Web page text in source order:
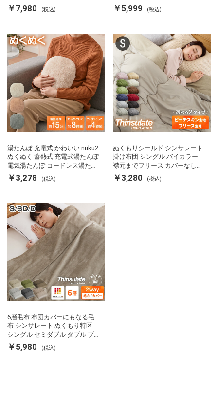
両面ヒーター タイマー付き SP-
FRS01 マットブラック シンプラ
￥7,980 (税込)
カルキ抜き 空焚き防止 温度調節
軽量 SP-PD22 シンプラス
￥5,999 (税込)
湯たんぽ 充電式 かわいい nuku2
ぬくぬく 蓄熱式 充電式湯たんぽ
電気湯たんぽ コードレス湯たん
ぽ エコ 節電 節約 省エネ 充電式
エコ電気あんか EWT-2143 スリ
￥3,278 (税込)
ぬくもりシールド シンサレート
掛け布団 シングル バイカラー
襟元までフリース カバーなしで
使える 軽い 丸洗い 断熱 保温 抗
菌防臭 洗える 防ダニ 軽量 ホコ
￥3,280 (税込)
6層毛布 布団カバーにもなる毛
布 シンサレート ぬくもり特区
シングル セミダブル ダブル ブ
ランケット 掛け布団カバー フラ
ンネル 保温 蓄熱 吸湿 発熱 断熱
￥5,980 (税込)